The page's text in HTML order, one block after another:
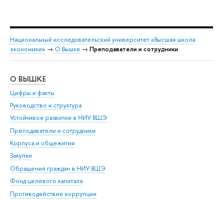
Национальный исследовательский университет «Высшая школа
экономики» → О Вышке → Преподаватели и сотрудники
О ВЫШКЕ
Цифры и факты
Руководство и структура
Устойчивое развитие в НИУ ВШЭ
Преподаватели и сотрудники
Корпуса и общежития
Закупки
Обращения граждан в НИУ ВШЭ
Фонд целевого капитала
Противодействие коррупции